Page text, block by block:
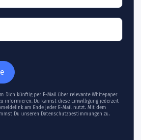
Dich künftig per E-Mail über relevante Whitepaper
informieren. Du kannst diese Einwilligung jederzeit
am Ende jeder E-Mail nutzt. Mit dem
Du unseren Datenschutzbestimmungen zu.